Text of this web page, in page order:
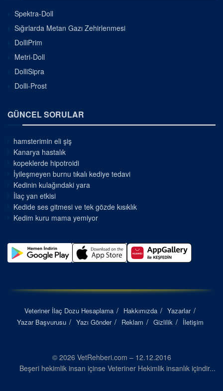
Spektra-Doll
Sığırlarda Metan Gazı Zehirlenmesi
DolliPrim
Metri-Doll
DolliSipra
Dolli-Prost
GÜNCEL SORULAR
hamsterimin eli şiş
Kanarya hastalık
kopeklerde hipotroidi
İyileşmeyen burnu tıkalı kediye tedavi
Kedinin kulağındaki yara
İlaç yan etkisi
Kedide ses gitmesi ve tek gözde kısıklık
Kedim kuru mama yemiyor
Veteriner İlaç Dozu Hesaplama Hakkımızda
Yazarlar
Yazar Başvurusu
Yazı Gönder Reklam Gizlilik İletişim
© 2026 VetRehberi.com – 12.12.2016
Beşeri hekimlik insan içinse Veteriner Hekimlik insanlık içindir...